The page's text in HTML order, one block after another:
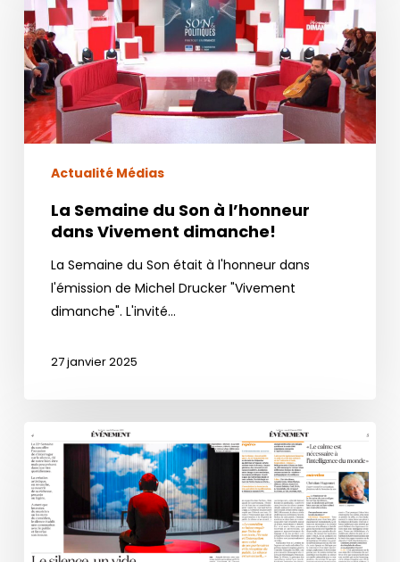
Son
à
l’honneur
dans
Vivement
dimanche!
Actualité Médias
La Semaine du Son à l’honneur
dans Vivement dimanche!
La Semaine du Son était à l'honneur dans
l'émission de Michel Drucker "Vivement
dimanche". L'invité…
27 janvier 2025
Dans
le
journal
La
Croix,